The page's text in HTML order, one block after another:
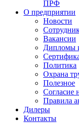
ПРФ
О предприятии
Новости
Вакансии
Дипломы
Политика
Охрана
Полезное
Согласие
Правила
Дилеры
Контакты